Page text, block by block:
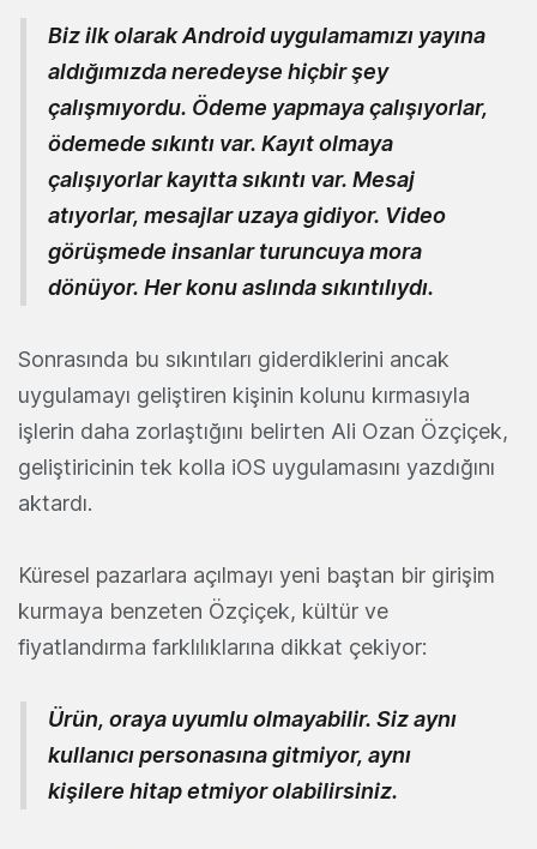
Biz ilk olarak Android uygulamamızı yayına
aldığımızda neredeyse hiçbir şey
çalışmıyordu. Ödeme yapmaya çalışıyorlar,
ödemede sıkıntı var. Kayıt olmaya
çalışıyorlar kayıtta sıkıntı var. Mesaj
atıyorlar, mesajlar uzaya gidiyor. Video
görüşmede insanlar turuncuya mora
dönüyor. Her konu aslında sıkıntılıydı.
Sonrasında bu sıkıntıları giderdiklerini ancak
uygulamayı geliştiren kişinin kolunu kırmasıyla
işlerin daha zorlaştığını belirten Ali Ozan Özçiçek,
geliştiricinin tek kolla iOS uygulamasını yazdığını
aktardı.
Küresel pazarlara açılmayı yeni baştan bir girişim
kurmaya benzeten Özçiçek, kültür ve
fiyatlandırma farklılıklarına dikkat çekiyor:
Ürün, oraya uyumlu olmayabilir. Siz aynı
kullanıcı personasına gitmiyor, aynı
kişilere hitap etmiyor olabilirsiniz.